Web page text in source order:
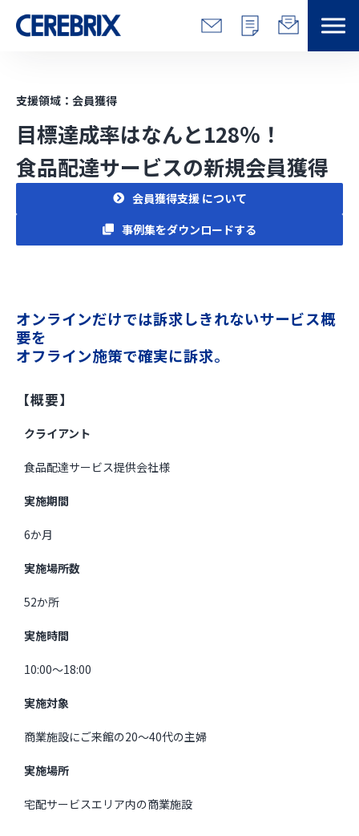
サービス
事例
会社情報
お役立ち資料
支援領域：会員獲得
目標達成率はなんと128％！
食品配達サービスの新規会員獲得
会員獲得支援 について
事例集をダウンロードする
オンラインだけでは訴求しきれないサービス概
要を
オフライン施策で確実に訴求。
【概要】
クライアント
食品配達サービス提供会社様
実施期間
6か月
実施場所数
52か所
実施時間
10:00～18:00
実施対象
商業施設にご来館の20～40代の主婦
実施場所
宅配サービスエリア内の商業施設